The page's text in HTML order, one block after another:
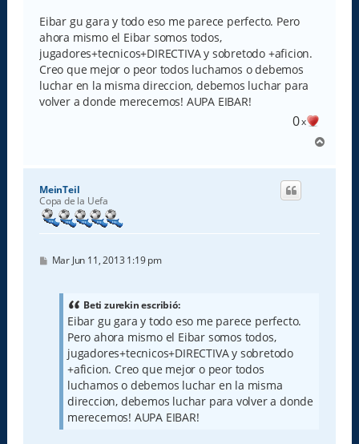
s
a
j
e
Eibar gu gara y todo eso me parece perfecto. Pero
ahora mismo el Eibar somos todos,
jugadores+tecnicos+DIRECTIVA y sobretodo +aficion.
Creo que mejor o peor todos luchamos o debemos
luchar en la misma direccion, debemos luchar para
volver a donde merecemos! AUPA EIBAR!
0x
r
MeinTeil
Copa de la Uefa
M
Mar Jun 11, 2013 1:19 pm
Beti zurekin escribió:
Eibar gu gara y todo eso me parece perfecto.
Pero ahora mismo el Eibar somos todos,
jugadores+tecnicos+DIRECTIVA y sobretodo
+aficion. Creo que mejor o peor todos
luchamos o debemos luchar en la misma
direccion, debemos luchar para volver a donde
merecemos! AUPA EIBAR!